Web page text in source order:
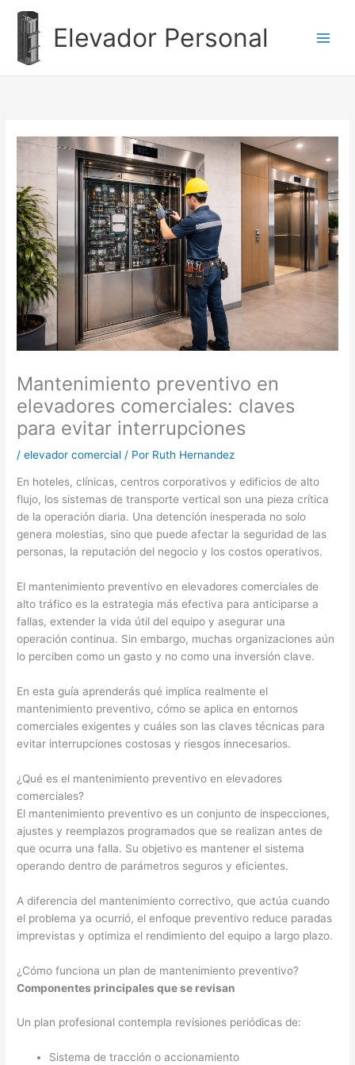
contenido
Elevador Personal
Mantenimiento preventivo en
elevadores comerciales: claves
para evitar interrupciones
/elevador comercial / Por Ruth Hernandez
En hoteles, clínicas, centros corporativos y edificios de alto
flujo, los sistemas de transporte vertical son una pieza crítica
de la operación diaria. Una detención inesperada no solo
genera molestias, sino que puede afectar la seguridad de las
personas, la reputación del negocio y los costos operativos.
El mantenimiento preventivo en elevadores comerciales de
alto tráfico es la estrategia más efectiva para anticiparse a
fallas, extender la vida útil del equipo y asegurar una
operación continua. Sin embargo, muchas organizaciones aún
lo perciben como un gasto y no como una inversión clave.
En esta guía aprenderás qué implica realmente el
mantenimiento preventivo, cómo se aplica en entornos
comerciales exigentes y cuáles son las claves técnicas para
evitar interrupciones costosas y riesgos innecesarios.
¿Qué es el mantenimiento preventivo en elevadores
comerciales?
El mantenimiento preventivo es un conjunto de inspecciones,
ajustes y reemplazos programados que se realizan antes de
que ocurra una falla. Su objetivo es mantener el sistema
operando dentro de parámetros seguros y eficientes.
A diferencia del mantenimiento correctivo, que actúa cuando
el problema ya ocurrió, el enfoque preventivo reduce paradas
imprevistas y optimiza el rendimiento del equipo a largo plazo.
¿Cómo funciona un plan de mantenimiento preventivo?
Componentes principales que se revisan
Un plan profesional contempla revisiones periódicas de:
Sistema de tracción o accionamiento